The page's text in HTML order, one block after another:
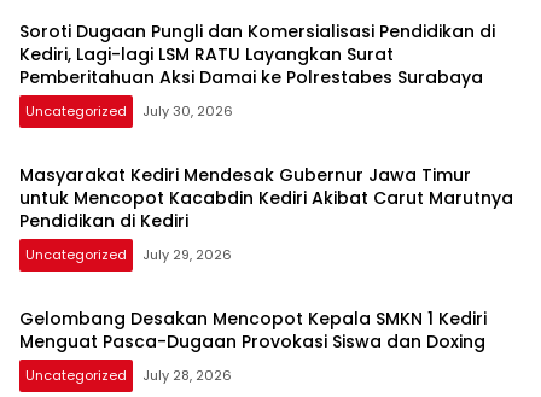
Soroti Dugaan Pungli dan Komersialisasi Pendidikan di
Kediri, Lagi-lagi LSM RATU Layangkan Surat
Pemberitahuan Aksi Damai ke Polrestabes Surabaya
Uncategorized July 30, 2026
Masyarakat Kediri Mendesak Gubernur Jawa Timur
untuk Mencopot Kacabdin Kediri Akibat Carut Marutnya
Pendidikan di Kediri
Uncategorized July 29, 2026
Gelombang Desakan Mencopot Kepala SMKN 1 Kediri
Menguat Pasca-Dugaan Provokasi Siswa dan Doxing
Uncategorized July 28, 2026